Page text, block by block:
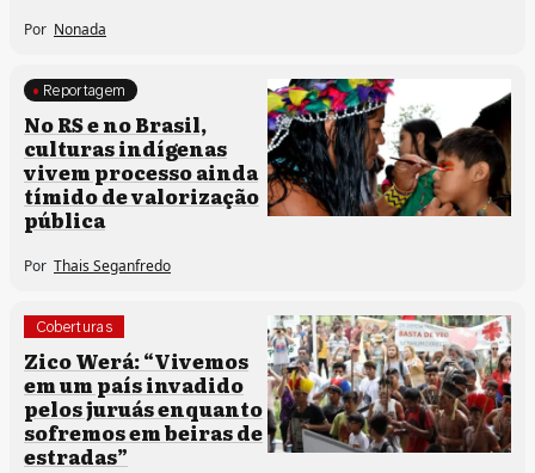
Por Nonada
Comunidades tradicionais
Reportagem
No RS e no Brasil,
culturas indígenas
vivem processo ainda
tímido de valorização
pública
Por Thais Seganfredo
Coberturas
Comunidades tradicionais
Zico Werá: “Vivemos
em um país invadido
pelos juruás enquanto
sofremos em beiras de
estradas”